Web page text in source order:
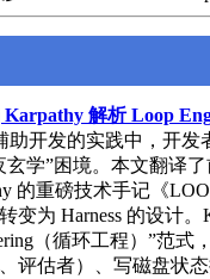
解析 Loop
助开发的实践中，开发
玄学”困境。本文翻译
的重磅技术手记《
变为 Harness 的设计。
（循环工程）”范式
评估者）、写磁盘状